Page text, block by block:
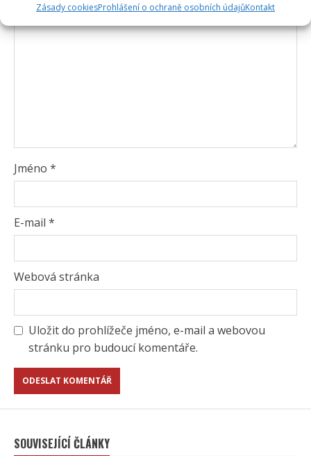
Zásady cookiesProhlášení o ochraně osobních údajůKontakt
Jméno *
E-mail *
Webová stránka
Uložit do prohlížeče jméno, e-mail a webovou
stránku pro budoucí komentáře.
SOUVISEJÍCÍ ČLÁNKY